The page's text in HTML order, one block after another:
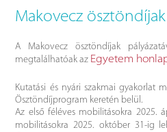
Makovecz ösztöndíjak
A Makovecz ösztöndíjak
megtalálhatóak az Egyetem
Kutatási és nyári szakmai gyakorlat
Ösztöndíjprogram keretén belül.
Az első féléves mobilitásokra 2025.
mobilitásokra 2025. október 31-ig